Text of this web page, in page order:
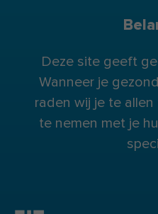
Deze site geeft
Wanneer je
raden wij je te
te nemen met je